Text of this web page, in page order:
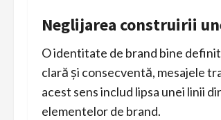
Neglijarea construirii
O identitate de brand bine
clară și consecventă, mesajele
acest sens includ lipsa unei linii
elementelor de brand.